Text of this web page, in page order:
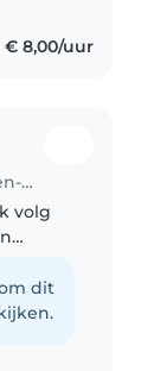
€ 8,00/uur
Babysitter in Heist-op-den-Berg
volg
leuk
te
dit